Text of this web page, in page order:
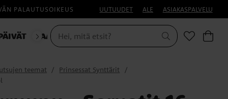
PALAUTUSOIKEUS UUTUUDET ALE ASIAKASPALVELU
NAAMIAISET HALLOWEEN
teemat
Prinsessat Synttärit